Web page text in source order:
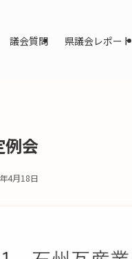
議会質問 県議会レポート
例会
4月18日